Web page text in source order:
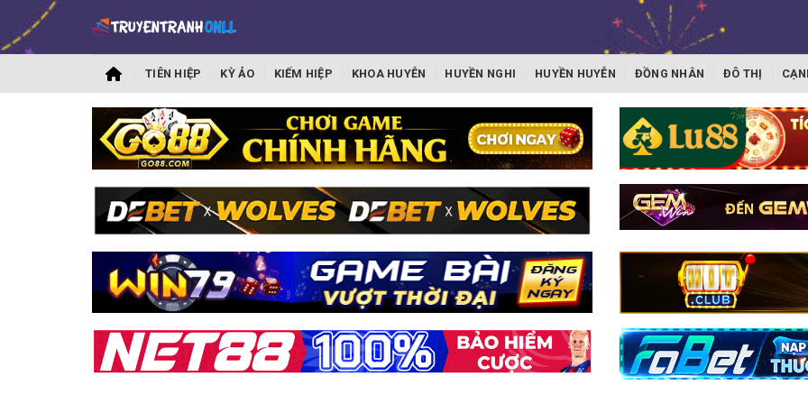
TIÊN HIỆP KỲ ẢO KIẾM HIỆP KHOA HUYỄN HUYỀN NGHI HUYỀN HUYỄN ĐỒNG NHÂN ĐÔ THỊ